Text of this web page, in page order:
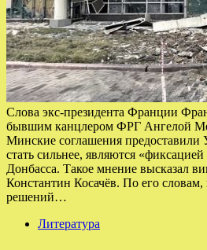
Слова экс-президента Франции
бывшим канцлером ФРГ Ангелой
Минские соглашения предоставили
стать сильнее, являются
Донбасса. Такое мнение высказал
Константин Косачёв. По его
решений…
Литература